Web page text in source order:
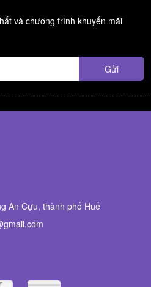
và chương trình khuyến mãi
An Cựu, thành phố Huế